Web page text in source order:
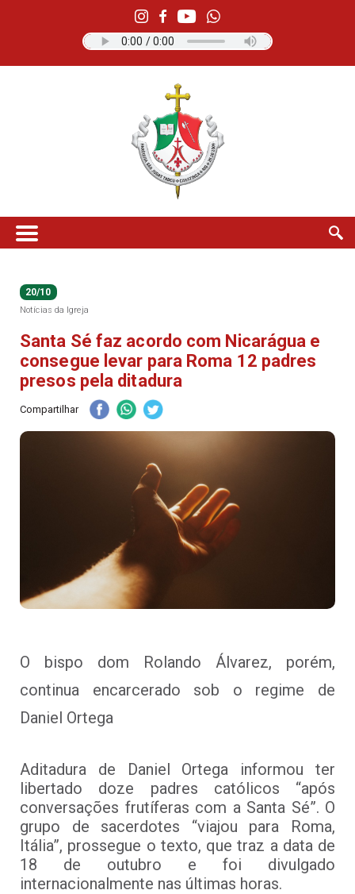
20/10
Notícias da Igreja
Santa Sé faz acordo com Nicarágua e
consegue levar para Roma 12 padres
presos pela ditadura
Compartilhar
O bispo dom Rolando Álvarez, porém,
continua encarcerado sob o regime de
Daniel Ortega
Aditadura de Daniel Ortega informou ter
libertado doze padres católicos “após
conversações frutíferas com a Santa Sé”. O
grupo de sacerdotes “viajou para Roma,
Itália”, prossegue o texto, que traz a data de
18 de outubro e foi divulgado
internacionalmente nas últimas horas.